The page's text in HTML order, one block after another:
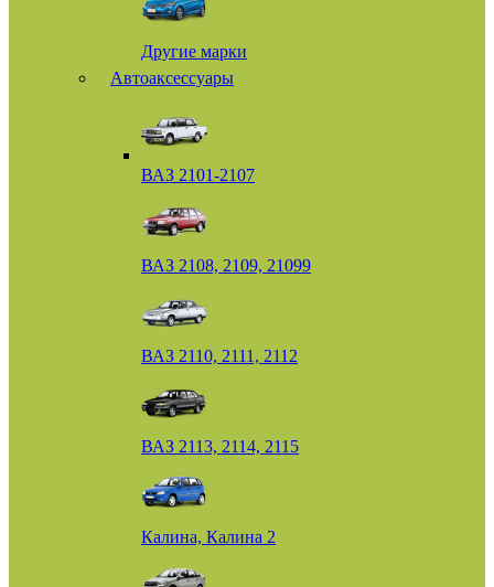
Другие марки
Автоаксессуары
ВАЗ 2101-2107
ВАЗ 2108, 2109, 21099
ВАЗ 2110, 2111, 2112
ВАЗ 2113, 2114, 2115
Калина, Калина 2